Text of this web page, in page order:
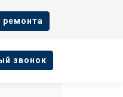
ремонта
звонок